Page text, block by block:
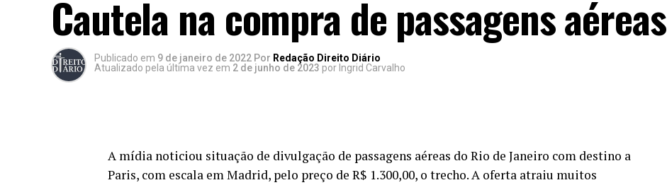
Cautela na compra de passagens aéreas
Publicado em 9 de janeiro de 2022 Por Redação Direito Diário
Atualizado pela última vez em 2 de junho de 2023 por Ingrid Carvalho
A mídia noticiou situação de divulgação de passagens aéreas do Rio de Janeiro com destino a
Paris, com escala em Madrid, pelo preço de R$ 1.300,00, o trecho. A oferta atraiu muitos